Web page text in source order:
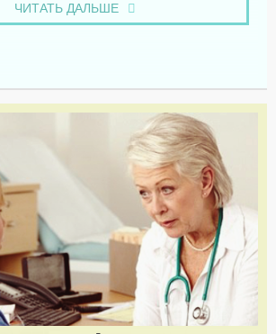
ЧИТАТЬ ДАЛЬШЕ